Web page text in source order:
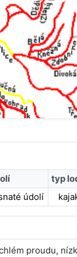
typ
údolí
proudu,